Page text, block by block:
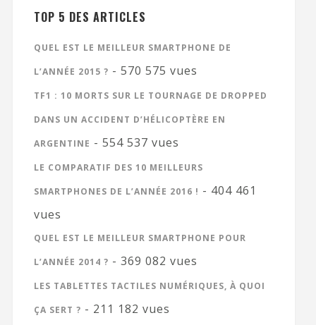
TOP 5 DES ARTICLES
QUEL EST LE MEILLEUR SMARTPHONE DE
L’ANNÉE 2015 ? - 570 575 vues
TF1 : 10 MORTS SUR LE TOURNAGE DE DROPPED
DANS UN ACCIDENT D’HÉLICOPTÈRE EN
ARGENTINE - 554 537 vues
LE COMPARATIF DES 10 MEILLEURS
SMARTPHONES DE L’ANNÉE 2016 ! - 404 461
vues
QUEL EST LE MEILLEUR SMARTPHONE POUR
L’ANNÉE 2014 ? - 369 082 vues
LES TABLETTES TACTILES NUMÉRIQUES, À QUOI
ÇA SERT ? - 211 182 vues